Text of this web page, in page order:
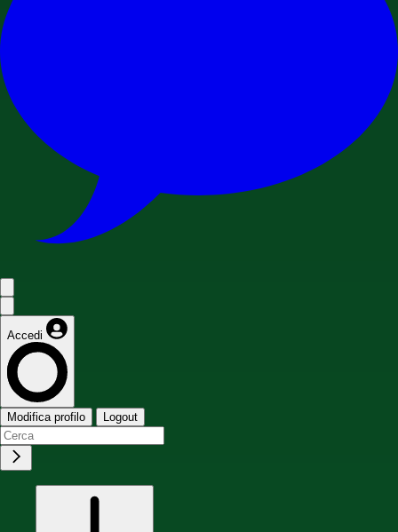
Accedi
Modifica profilo Logout